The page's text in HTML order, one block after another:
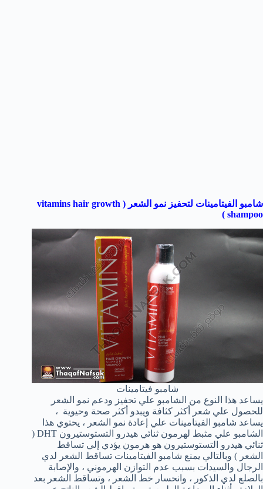
شامبو الفيتامينات لتحفيز نمو الشعر ( vitamins hair growth
shampoo
)
شامبو فيتامينات
يساعد هذا النوع من الشامبو علي تحفيز ودعم نمو الشعر
للحصول علي شعر أكثر كثافة ويبدو أكثر صحة وحيوية ،
يساعد شامبو الفيتامينات علي إعادة نمو الشعر ، يحتوي هذا
الشامبو علي مثبط لهرمون ثنائي هيدرو التستوستيرون DHT (
ثنائي هيدرو التستوستيرون هو هرمون يؤدي إلي تساقط
الشعر ) وبالتالي يمنع شامبو الفيتامينات تساقط الشعر لدي
الرجال والسيدات بسبب عدم التوازن الهرموني ، والإصابة
بالصلع لدي الذكور ، وانحسار خط الشعر ، وتساقط الشعر بعد